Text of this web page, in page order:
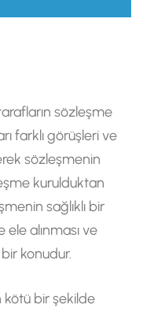
sözleşme
farklı görüşleri ve
sözleşmenin
kurulduktan
sağlıklı bir
alınması ve
konudur.
kötü bir şekilde